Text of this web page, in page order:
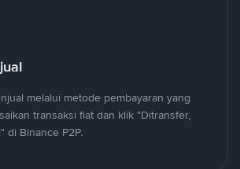
melalui metode pembayaran yang
transaksi fiat dan klik "Ditransfer,
di Binance P2P.